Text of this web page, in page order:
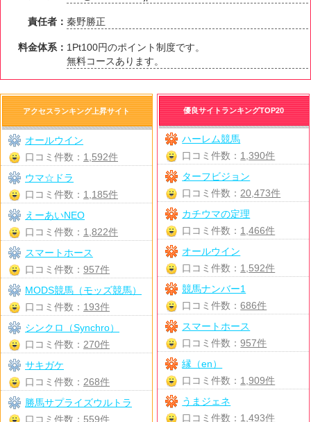
責任者：秦野勝正
料金体系： 1Pt100円のポイント制度です。
無料コースあります。
優良サイトランキングTOP20
ハーレム競馬
口コミ件数： 1,390件
ターフビジョン
口コミ件数： 20,473件
カチウマの定理
口コミ件数： 1,466件
オールウイン
口コミ件数： 1,592件
競馬ナンバー1
口コミ件数：686件
スマートホース
口コミ件数：957件
縁（en）
口コミ件数： 1,909件
うまジェネ
口コミ件数： 1,493件
アクセスランキング上昇サイト
オールウイン
口コミ件数： 1,592件
ウマ☆ドラ
口コミ件数： 1,185件
えーあいNEO
口コミ件数： 1,822件
スマートホース
口コミ件数： 957件
MODS競馬（モッズ競馬）
口コミ件数： 193件
シンクロ（Synchro）
口コミ件数： 270件
サキガケ
口コミ件数： 268件
勝馬サプライズウルトラ
口コミ件数： 559件